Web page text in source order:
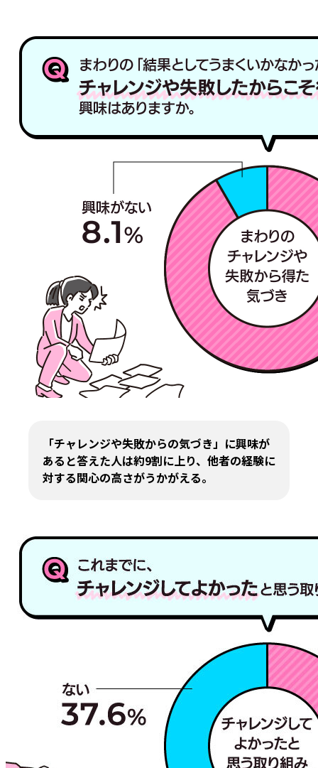
「チャレンジや失敗からの気づき」に興味が
あると答えた人は約9割に上り、他者の経験に
対する関心の高さがうかがえる。